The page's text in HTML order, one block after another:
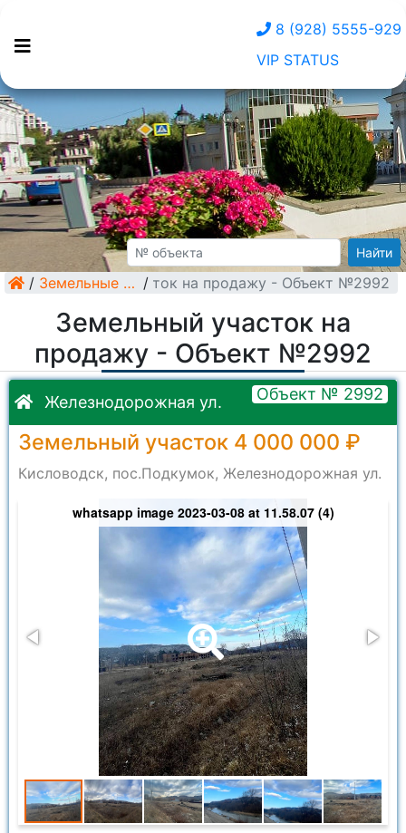
8 (928) 5555-929
VIP STATUS
Найти
/ Земельные участки /
Земельный участок на продажу - Объект №2992
Земельный участок на
продажу - Объект №2992
Железнодорожная ул. Объект № 2992
Земельный участок 4 000 000 ₽
Кисловодск, пос.Подкумок, Железнодорожная ул.
whatsapp image 2023-03-08 at 11.58.07 (4)